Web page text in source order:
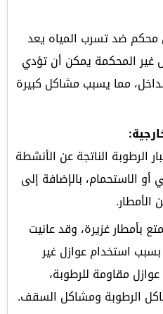
محكم ضد تسرب المياه يعد
غير المحكمة يمكن أن تؤدي
مما يسبب مشاكل كبيرة
الرطوبة الناتجة عن الأنشطة
الاستحمام، بالإضافة إلى
الأمطار.
غزيرة، وقد عانيت
استخدام عوازل غير
مقاومة للرطوبة،
الرطوبة ومشاكل السقف.